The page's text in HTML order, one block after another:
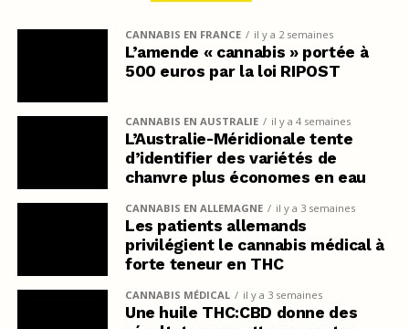
CANNABIS EN FRANCE il y a 2 semaines
L’amende « cannabis » portée à
500 euros par la loi RIPOST
CANNABIS EN AUSTRALIE il y a 4 semaines
L’Australie-Méridionale tente
d’identifier des variétés de
chanvre plus économes en eau
CANNABIS EN ALLEMAGNE il y a 3 semaines
Les patients allemands
privilégient le cannabis médical à
forte teneur en THC
CANNABIS MÉDICAL il y a 3 semaines
Une huile THC:CBD donne des